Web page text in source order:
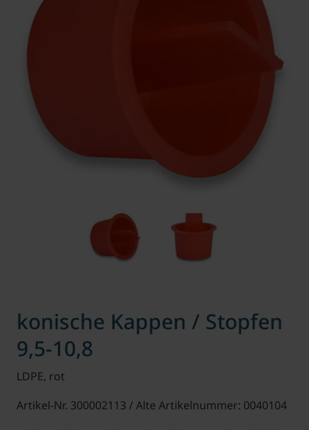
konische Kappen / Stopfen
9,5-10,8
LDPE, rot
Artikel-Nr. 300002113 / Alte Artikelnummer: 0040104